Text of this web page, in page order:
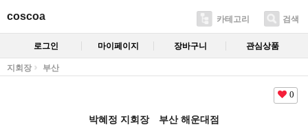
coscoa 카테고리 검색
로그인 마이페이지 장바구니 관심상품
지회장 부산
0
박혜정 지회장 부산 해운대점